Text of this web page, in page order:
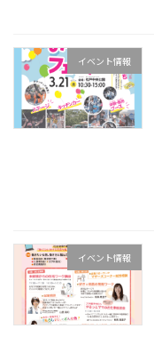
イベント情報
イベント情報